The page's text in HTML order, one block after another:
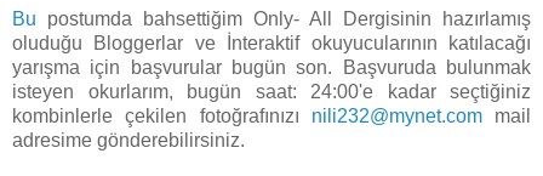
Bu postumda bahsettiğim Only- All Dergisinin hazırlamış
oluduğu Bloggerlar ve İnteraktif okuyucularının katılacağı
yarışma için başvurular bugün son. Başvuruda bulunmak
isteyen okurlarım, bugün saat: 24:00'e kadar seçtiğiniz
kombinlerle çekilen fotoğrafınızı nili232@mynet.commail
adresime gönderebilirsiniz.